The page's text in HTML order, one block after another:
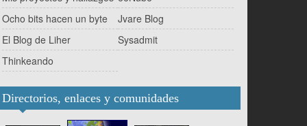
Ocho bits hacen un byte
Jvare Blog
El Blog de Liher
Sysadmit
Thinkeando
Directorios, enlaces y comunidades